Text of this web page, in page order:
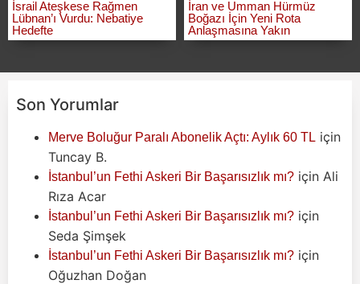
İsrail Ateşkese Rağmen
Lübnan’ı Vurdu: Nebatiye
Hedefte
İran ve Umman Hürmüz
Boğazı İçin Yeni Rota
Anlaşmasına Yakın
Son Yorumlar
Merve Boluğur Paralı Abonelik Açtı: Aylık 60 TL için
Tuncay B.
İstanbul’un Fethi Askeri Bir Başarısızlık mı? için Ali
Rıza Acar
İstanbul’un Fethi Askeri Bir Başarısızlık mı? için
Seda Şimşek
İstanbul’un Fethi Askeri Bir Başarısızlık mı? için
Oğuzhan Doğan